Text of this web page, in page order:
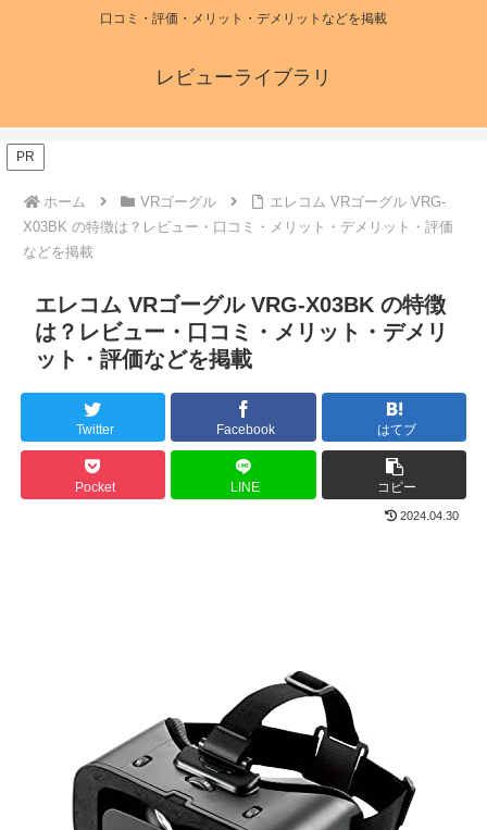
口コミ・評価・メリット・デメリットなどを掲載
レビューライブラリ
ホーム VRゴーグル
エレコム VRゴーグル VRG-
X03BK の特徴は？レビュー・口コミ・メリット・デメリット・評価
などを掲載
PR
エレコム VRゴーグル VRG-X03BK の特徴
は？レビュー・口コミ・メリット・デメリ
ット・評価などを掲載
Twitter Facebook はてブ
Pocket LINE コピー
2024.04.30